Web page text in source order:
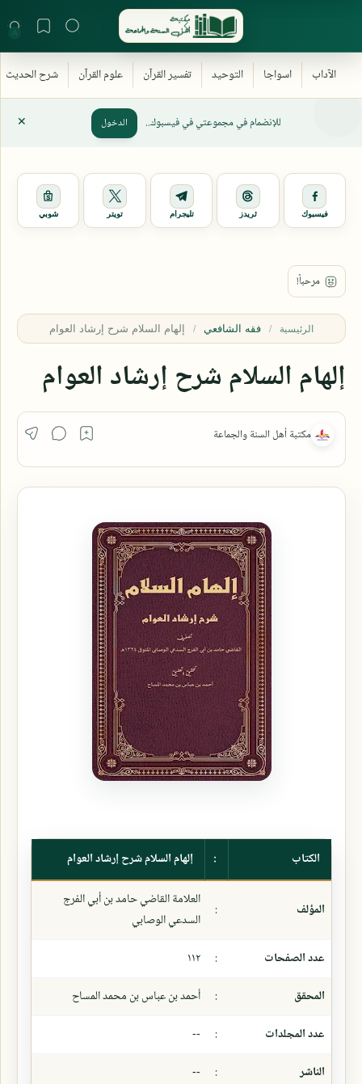
للإنضمام في مجموعتي في فيسبوك.. الدخول
فيسبوك ثريدز تليجرام تويتر شوبي
الرئيسية فقه الشافعي
إلهام السلام شرح إرشاد العوام
الكتاب : إلهام السلام شرح إرشاد العوام
المؤلف :
العلامة القاضي حامد بن أبي الفرج
السدعي الوصابي
عدد الصفحات
:
١١٢
المحقق
:
أحمد بن عباس بن محمد المساح
عدد المجلدات
:
--
الناشر
:
--